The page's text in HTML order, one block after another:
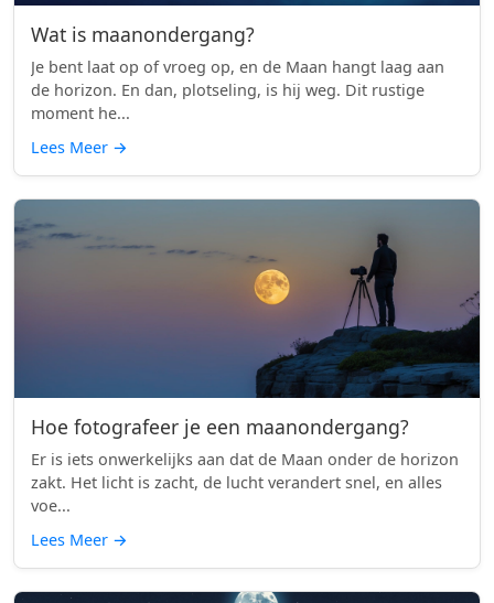
Wat is maanondergang?
Je bent laat op of vroeg op, en de Maan hangt laag aan
de horizon. En dan, plotseling, is hij weg. Dit rustige
moment he...
Lees Meer →
Hoe fotografeer je een maanondergang?
Er is iets onwerkelijks aan dat de Maan onder de horizon
zakt. Het licht is zacht, de lucht verandert snel, en alles
voe...
Lees Meer →